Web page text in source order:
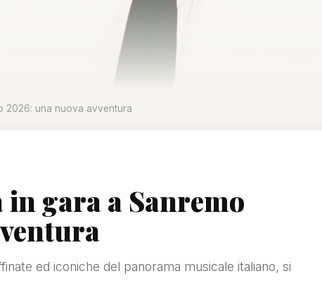
2026: una nuova avventura
gara a Sanremo
ed iconiche del panorama musicale italiano, si